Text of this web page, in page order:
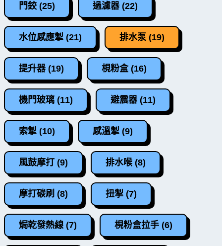
門鉸 (25) 過濾器 (22)
水位感應掣 (21) 排水泵 (19)
提升器 (19) 梘粉盒 (16)
機門玻璃 (11) 避震器 (11)
索掣 (10) 感溫掣 (9)
風鼓摩打 (9) 排水喉 (8)
摩打碳刷 (8) 扭掣 (7)
焗乾發熱線 (7) 梘粉盒拉手 (6)